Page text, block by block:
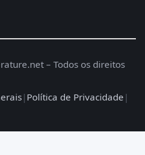
– Todos os direitos
| Política de Privacidade |